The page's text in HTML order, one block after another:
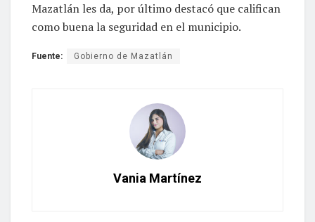
Mazatlán les da, por último destacó que califican
como buena la seguridad en el municipio.
Fuente: Gobierno de Mazatlán
Vania Martínez